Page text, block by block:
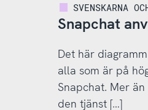
SVENSKARNA
Snapchat
Det här
alla som är på
Snapchat. Mer
den tjänst […]